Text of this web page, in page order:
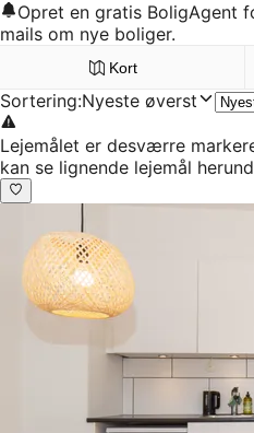
Opret en gratis BoligAgent
mails om nye boliger.
Kort
Sortering:Nyeste øverst
Lejemålet er desværre
kan se lignende lejemål